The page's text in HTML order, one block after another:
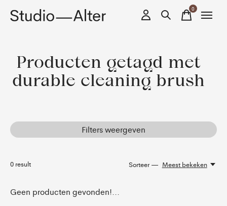
0items
Producten getagd met
durable cleaning brush
Filters weergeven
0 result Sorteer — Meest bekeken
Geen producten gevonden!...